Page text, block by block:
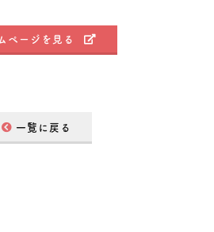
ページを見る
一覧に戻る